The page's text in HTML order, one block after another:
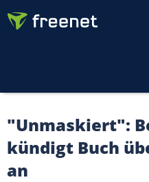
"Unmaskiert":
kündigt Buch
an